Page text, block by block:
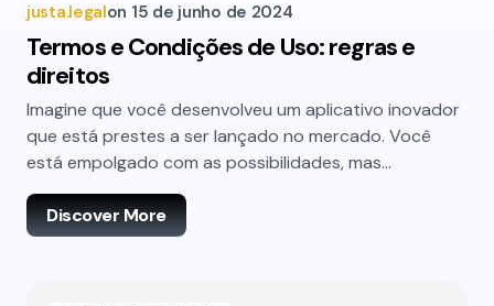
justa.legalon 15 de junho de 2024
Termos e Condições de Uso: regras e
direitos
Imagine que você desenvolveu um aplicativo inovador
que está prestes a ser lançado no mercado. Você
está empolgado com as possibilidades, mas…
Discover More